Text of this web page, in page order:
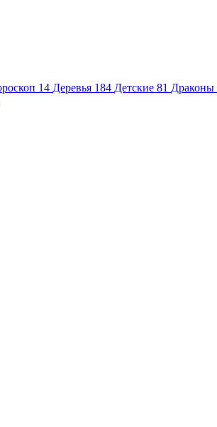
14 Деревья 184 Детские 81 Драконы